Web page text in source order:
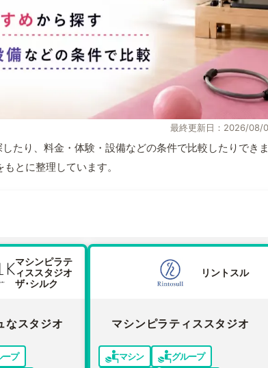
最終更新日：2026/08/
たり、料金・体験・設備などの条件で比較したりでき
とに整理しています。
マシンピラテ
ィススタジオ
ザ･シルク
なスタジオ
ープ
リントスル
マシンピラティススタジオ
マシン
グループ